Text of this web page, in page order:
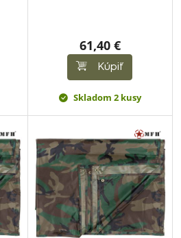
61,40 €
Kúpiť
Skladom 2 kusy